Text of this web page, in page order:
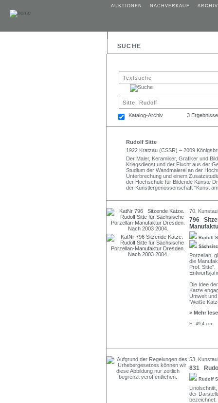
AUKTIONEN NACHVERKAUF ARCHIV
SUCHE
Katalog-Archiv 3 Ergebnisse
Rudolf Sitte
1922 Kratzau (CSSR) – 2009
Der Maler, Keramiker, Grafiker und
Kriegsdienst und der Flucht aus der
Studium der Wandmalerei an der
Unterbrechung und einem
der Hochschule für Bildende Künste
der Künstlergenossenschaft "Kunst
70.
796
Rudolf
Porzellan,
die
Prof. Sitte".
Die Idee
Katze
Umwelt
'Weiße
> Mehr
H. 49,4 cm.
53.
831
Rudolf
der
bezeichnet.